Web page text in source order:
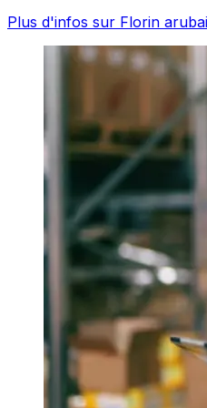
Plus d'infos sur Florin